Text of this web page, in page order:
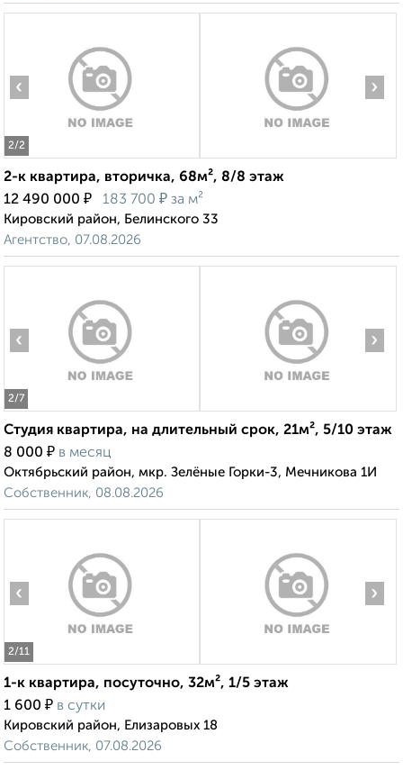
2/2
‹ ›
2-к квартира, вторичка, 68м², 8/8 этаж
12 490 000 ₽ 183 700 ₽ за м²
Кировский район, Белинского 33
Агентство, 07.08.2026
2/7
‹ ›
Студия квартира, на длительный срок, 21м², 5/10 этаж
8 000 ₽ в месяц
Октябрьский район, мкр. Зелёные Горки-3, Мечникова 1И
Собственник, 08.08.2026
2/11
‹ ›
1-к квартира, посуточно, 32м², 1/5 этаж
1 600 ₽ в сутки
Кировский район, Елизаровых 18
Собственник, 07.08.2026